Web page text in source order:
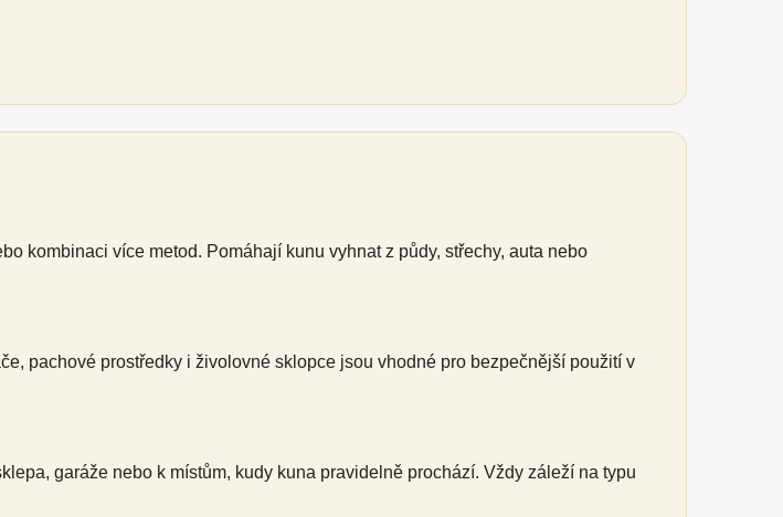
kombinaci více metod. Pomáhají kunu vyhnat z půdy, střechy, auta nebo
pachové prostředky i živolovné sklopce jsou vhodné pro bezpečnější použití v
garáže nebo k místům, kudy kuna pravidelně prochází. Vždy záleží na typu